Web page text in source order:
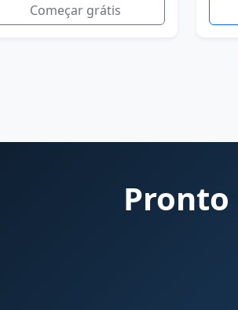
Começar grátis
Pronto